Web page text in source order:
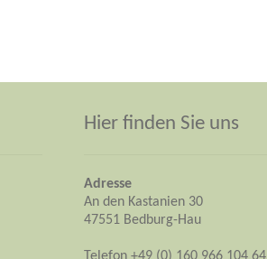
Hier finden Sie uns
Adresse
An den Kastanien 30
47551 Bedburg-Hau